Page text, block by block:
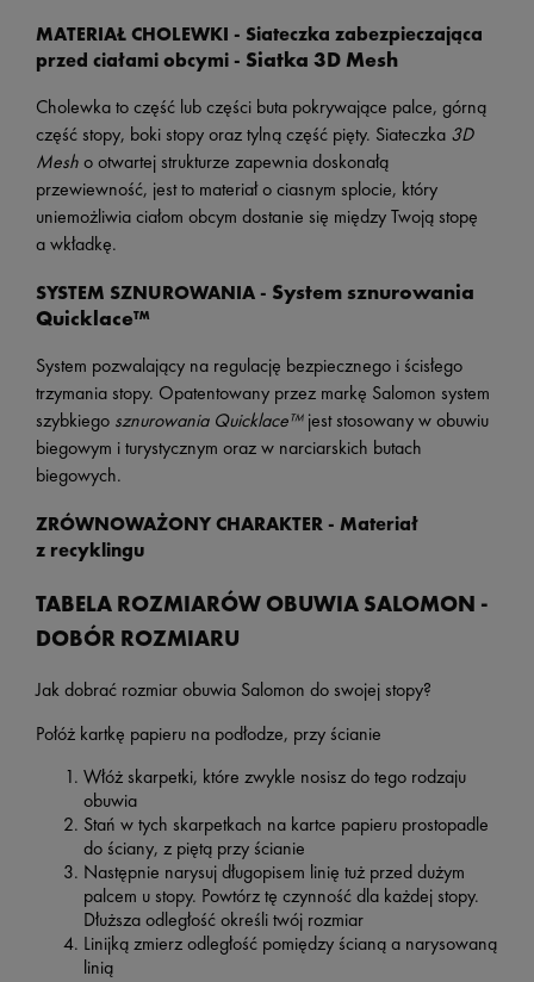
MATERIAŁ CHOLEWKI - Siateczka zabezpieczająca
przed ciałami obcymi - Siatka 3D Mesh
Cholewka to część lub części buta pokrywające palce, górną
część stopy, boki stopy oraz tylną część pięty. Siateczka 3D
Mesho otwartej strukturze zapewnia doskonałą
przewiewność, jest to materiał o ciasnym splocie, który
uniemożliwia ciałom obcym dostanie się między Twoją stopę
a wkładkę.
SYSTEM SZNUROWANIA - System sznurowania
Quicklace™
System pozwalający na regulację bezpiecznego i ścisłego
trzymania stopy. Opatentowany przez markę Salomon system
szybkiego sznurowania Quicklace™jest stosowany w obuwiu
biegowym i turystycznym oraz w narciarskich butach
biegowych.
ZRÓWNOWAŻONY CHARAKTER - Materiał
z recyklingu
TABELA ROZMIARÓW OBUWIA SALOMON -
DOBÓR ROZMIARU
Jak dobrać rozmiar obuwia Salomon do swojej stopy?
Połóż kartkę papieru na podłodze, przy ścianie
Włóż skarpetki, które zwykle nosisz do tego rodzaju
obuwia
Stań w tych skarpetkach na kartce papieru prostopadle
do ściany, z piętą przy ścianie
Następnie narysuj długopisem linię tuż przed dużym
palcem u stopy. Powtórz tę czynność dla każdej stopy.
Dłuższa odległość określi twój rozmiar
Linijką zmierz odległość pomiędzy ścianą a narysowaną
linią